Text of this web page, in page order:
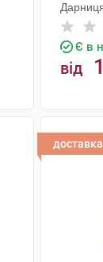
Є в
від
доставка